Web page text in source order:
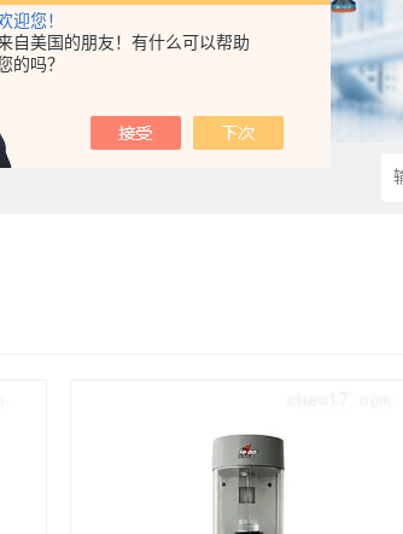
迎您！
自美国的朋友！有什么可以帮助
的吗？